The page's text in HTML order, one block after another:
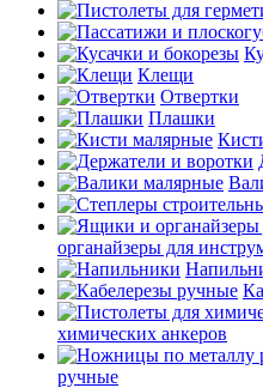
Клещи
Отвертки
Плашки
органайзеры для
химических анкеров
ручные